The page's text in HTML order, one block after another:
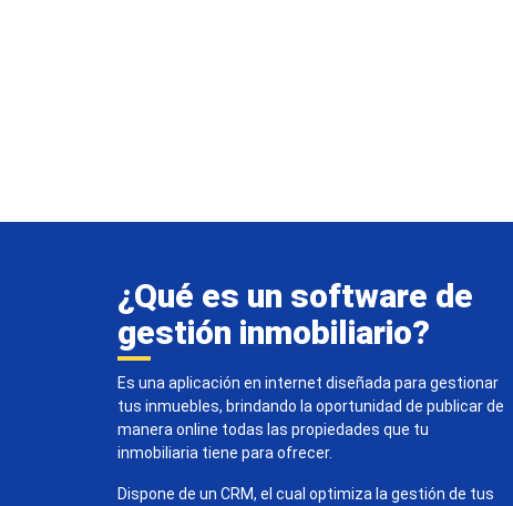
¿Qué es un software de
gestión inmobiliario?
Es una aplicación en internet diseñada para gestionar
tus inmuebles, brindando la oportunidad de publicar de
manera online todas las propiedades que tu
inmobiliaria tiene para ofrecer.
Dispone de un CRM, el cual optimiza la gestión de tus